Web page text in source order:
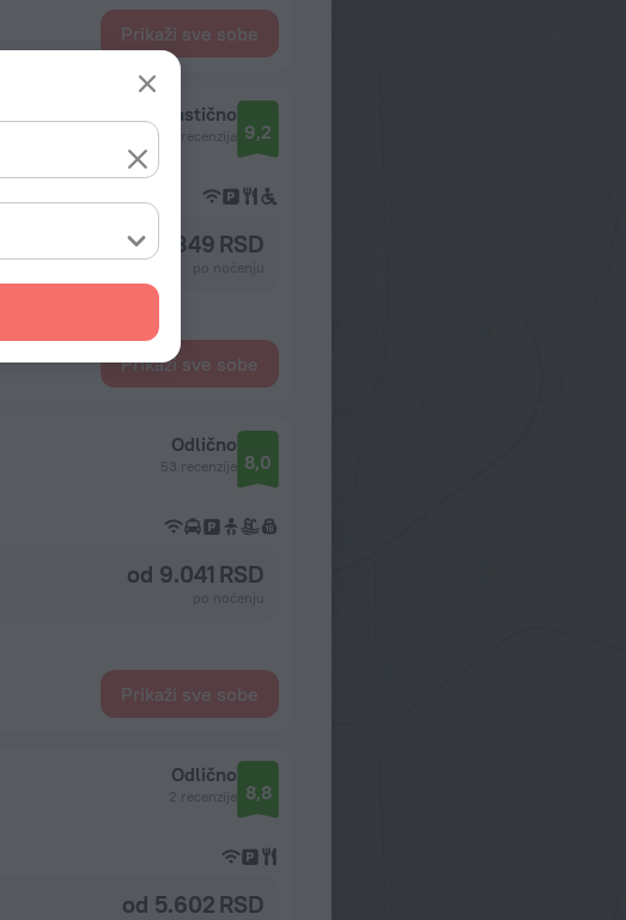
Prikaži sve sobe
Fantastično
209 recenzija 9,2
od 5.349 RSD
Prikaži sve sobe
Odlično
53 recenzije 8,0
od 9.041 RSD
Prikaži sve sobe
Odlično
2 recenzije 8,8
od 5.602 RSD